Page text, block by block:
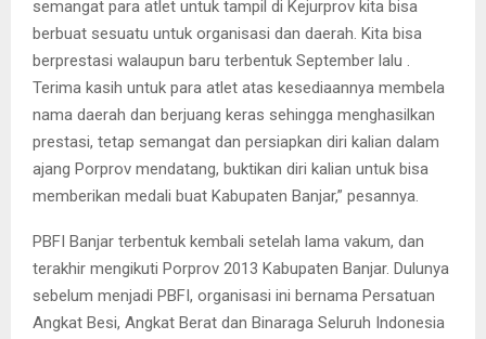
semangat para atlet untuk tampil di Kejurprov kita bisa
berbuat sesuatu untuk organisasi dan daerah. Kita bisa
berprestasi walaupun baru terbentuk September lalu .
Terima kasih untuk para atlet atas kesediaannya membela
nama daerah dan berjuang keras sehingga menghasilkan
prestasi, tetap semangat dan persiapkan diri kalian dalam
ajang Porprov mendatang, buktikan diri kalian untuk bisa
memberikan medali buat Kabupaten Banjar,” pesannya.
PBFI Banjar terbentuk kembali setelah lama vakum, dan
terakhir mengikuti Porprov 2013 Kabupaten Banjar. Dulunya
sebelum menjadi PBFI, organisasi ini bernama Persatuan
Angkat Besi, Angkat Berat dan Binaraga Seluruh Indonesia